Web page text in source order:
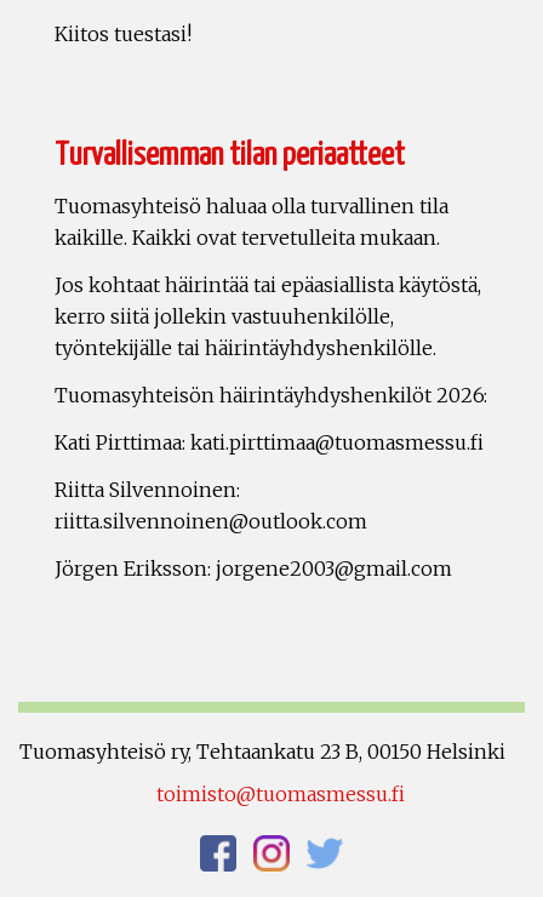
Kiitos tuestasi!
Turvallisemman tilan periaatteet
Tuomasyhteisö haluaa olla turvallinen tila
kaikille. Kaikki ovat tervetulleita mukaan.
Jos kohtaat häirintää tai epäasiallista käytöstä,
kerro siitä jollekin vastuuhenkilölle,
työntekijälle tai häirintäyhdyshenkilölle.
Tuomasyhteisön häirintäyhdyshenkilöt 2026:
Kati Pirttimaa: kati.pirttimaa@tuomasmessu.fi
Riitta Silvennoinen:
riitta.silvennoinen@outlook.com
Jörgen Eriksson: jorgene2003@gmail.com
Tuomasyhteisö ry, Tehtaankatu 23 B, 00150 Helsinki
toimisto@tuomasmessu.fi